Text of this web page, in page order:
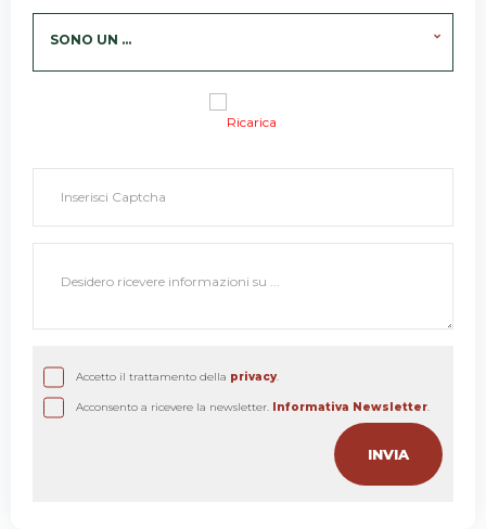
SONO UN ...
Ricarica
Accetto il trattamento della privacy.
Acconsento a ricevere la newsletter. Informativa Newsletter.